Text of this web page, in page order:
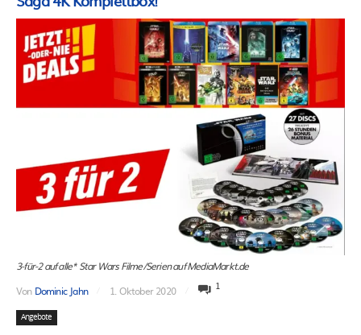
3-für-2 auf alle* Star Wars Filme/Serien auf MediaMarkt.de
Von Dominic Jahn 1. Oktober 2020 1
Angebote